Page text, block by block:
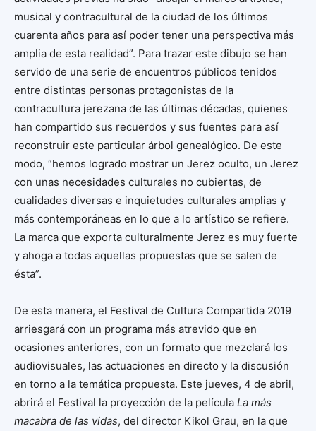
musical y contracultural de la ciudad de los últimos
cuarenta años para así poder tener una perspectiva más
amplia de esta realidad”. Para trazar este dibujo se han
servido de una serie de encuentros públicos tenidos
entre distintas personas protagonistas de la
contracultura jerezana de las últimas décadas, quienes
han compartido sus recuerdos y sus fuentes para así
reconstruir este particular árbol genealógico. De este
modo, “hemos logrado mostrar un Jerez oculto, un Jerez
con unas necesidades culturales no cubiertas, de
cualidades diversas e inquietudes culturales amplias y
más contemporáneas en lo que a lo artístico se refiere.
La marca que exporta culturalmente Jerez es muy fuerte
y ahoga a todas aquellas propuestas que se salen de
ésta”.
De esta manera, el Festival de Cultura Compartida 2019
arriesgará con un programa más atrevido que en
ocasiones anteriores, con un formato que mezclará los
audiovisuales, las actuaciones en directo y la discusión
en torno a la temática propuesta. Este jueves, 4 de abril,
abrirá el Festival la proyección de la película La más
macabra de las vidas, del director Kikol Grau, en la que